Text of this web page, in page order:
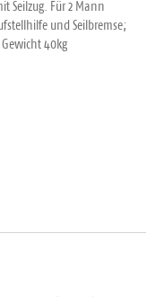
Seilzug. Für 2 Mann
und Seilbremse;
40kg